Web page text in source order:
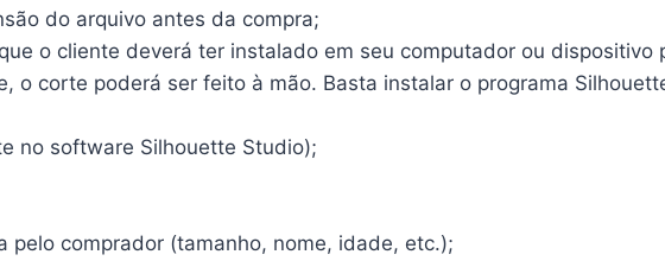
do arquivo antes da compra;
o cliente deverá ter instalado em seu computador ou dispositivo
o corte poderá ser feito à mão. Basta instalar o programa
no software Silhouette Studio);
pelo comprador (tamanho, nome, idade, etc.);